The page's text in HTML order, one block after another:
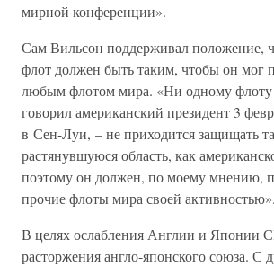
мирной конференции».
Сам Вильсон поддерживал положение,
флот должен быть таким, чтобы он мог
любым флотом мира. «Ни одному
говорил американский президент 3
в Сен-Луи, – не приходится защищать
растянувшуюся область, как
поэтому он должен, по моему мнению,
прочие флоты мира своей активностью».
В целях ослабления Англии и Японии
расторжения англо-японского союза. С